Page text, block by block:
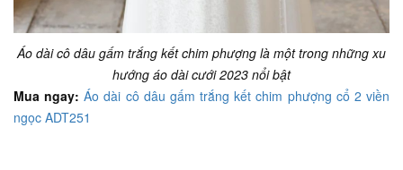
Áo dài cô dâu gấm trắng kết chim phượng là một trong những xu
hướng áo dài cưới 2023 nổi bật
Mua ngay: Áo dài cô dâu gấm trắng kết chim phượng cổ 2 viền
ngọc ADT251